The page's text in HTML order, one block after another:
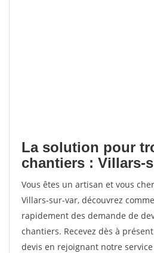
La solution pour
chantiers : Villars-
Vous êtes un artisan et vous
Villars-sur-var, découvrez
rapidement des demande de
chantiers. Recevez dès à
devis en rejoignant notre